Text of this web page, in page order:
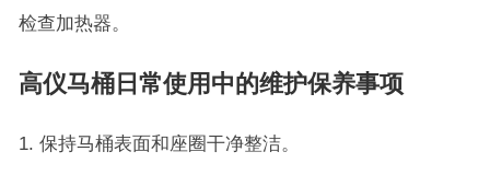
检查加热器。
高仪马桶日常使用中的维护保养事项
1. 保持马桶表面和座圈干净整洁。